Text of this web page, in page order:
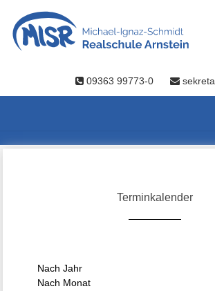
09363 99773-0
Terminkalender
Nach Jahr
Nach Monat